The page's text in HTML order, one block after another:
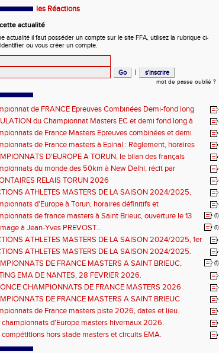
les Réactions
actualité
actualité il faut posséder un compte sur le site FFA, utilisez la rubrique ci-
ou vous créer un compte.
|
mot de passe oublié ?
de FRANCE Epreuves Combinées Demi-fond long
CHATEAUROUX
du Championnat Masters EC et demi fond long à
les 27-28 juin
de France Masters Epreuves combinées et demi
de France masters à Epinal : Règlement, horaires
montée de barres et minimas médailles
D'EUROPE A TORUN, le bilan des français
du monde des 50km à New Delhi, récit par
DOUMENC.
RELAIS TORUN 2026
ATHLETES MASTERS DE LA SAISON 2024/2025,
vote : athlètes hommes.
d'Europe à Torun, horaires définitifs et
de france masters à Saint Brieuc, ouverture le 13
2026.
(1)
à Jean-Yves PREVOST... (1)
ATHLETES MASTERS DE LA SAISON 2024/2025, 1er
athlètes femmes.
ATHLETES MASTERS DE LA SAISON 2024/2025.
DE FRANCE MASTERS A SAINT BRIEUC,
sur les inscriptions et report de la date limite.
(1)
EMA DE NANTES, 28 FEVRIER 2026.
CHAMPIONNATS DE FRANCE MASTERS 2026
COMBINÉES ET ÉPREUVES DE DEMI FOND LONG.
DE FRANCE MASTERS A SAINT BRIEUC
site de l'organisation.
de France masters piste 2026, dates et lieu.
championnats d'Europe masters hivernaux 2026.
compétitions hors stade masters et circuits EMA.